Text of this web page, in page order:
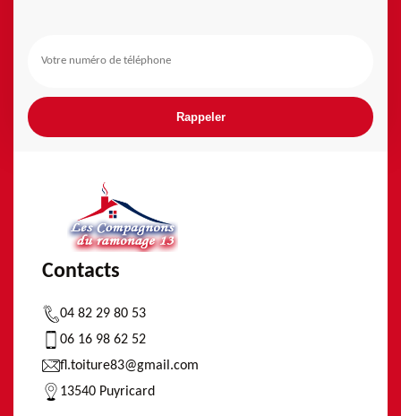
Contacts
04 82 29 80 53
06 16 98 62 52
fl.toiture83@gmail.com
13540 Puyricard